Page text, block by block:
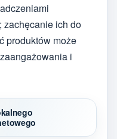
zachęcanie ich do
produktów może
i